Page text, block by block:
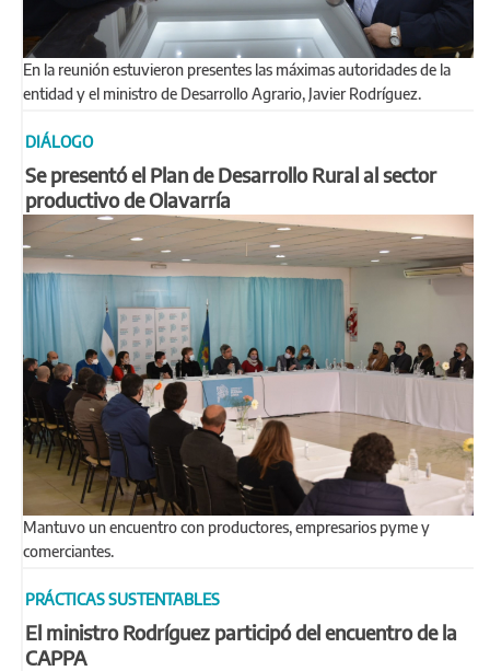
En la reunión estuvieron presentes las máximas autoridades de la
entidad y el ministro de Desarrollo Agrario, Javier Rodríguez.
DIÁLOGO
Se presentó el Plan de Desarrollo Rural al sector
productivo de Olavarría
Mantuvo un encuentro con productores, empresarios pyme y
comerciantes.
PRÁCTICAS SUSTENTABLES
El ministro Rodríguez participó del encuentro de la
CAPPA